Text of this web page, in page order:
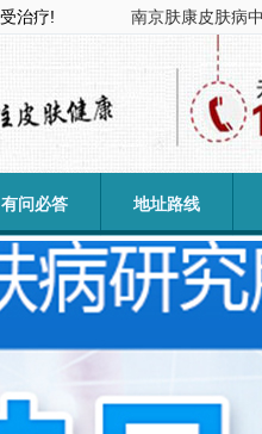
治疗! 南京肤康皮肤病
有问必答 地址路线